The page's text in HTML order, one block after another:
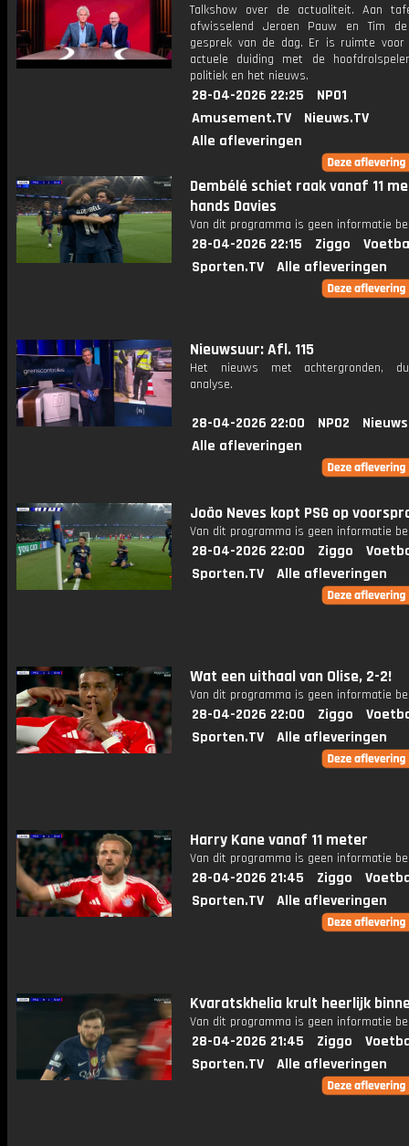
Talkshow over de actualiteit. Aan
afwisselend Jeroen Pauw en Tim
gesprek van de dag. Er is ruimte
actuele duiding met de
politiek en het nieuws.
28-04-2026 22:25
NPO1
Amusement.TV
Nieuws.TV
Alle afleveringen
Dembélé schiet raak vanaf 11
hands Davies
Van dit programma is geen informatie
28-04-2026 22:15 Ziggo
Sporten.TV
Alle afleveringen
Nieuwsuur: Afl. 115
Het nieuws met achtergronden,
analyse.
28-04-2026 22:00 NPO2
Alle afleveringen
João Neves kopt PSG op
Van dit programma is geen informatie
28-04-2026 22:00 Ziggo
Sporten.TV
Alle afleveringen
Wat een uithaal van Olise, 2-2!
Van dit programma is geen informatie
28-04-2026 22:00 Ziggo
Sporten.TV
Alle afleveringen
Harry Kane vanaf 11 meter
Van dit programma is geen informatie
28-04-2026 21:45 Ziggo
Sporten.TV
Alle afleveringen
Kvaratskhelia krult heerlijk
Van dit programma is geen informatie
28-04-2026 21:45 Ziggo
Sporten.TV
Alle afleveringen